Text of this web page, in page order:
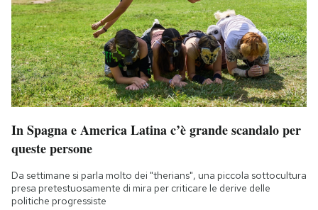
In Spagna e America Latina c’è grande scandalo per
queste persone
Da settimane si parla molto dei "therians", una piccola sottocultura
presa pretestuosamente di mira per criticare le derive delle
politiche progressiste